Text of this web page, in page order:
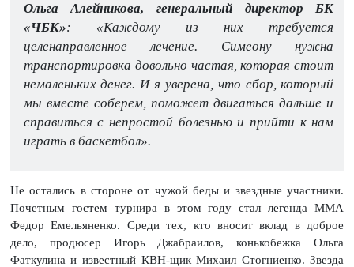
Ольга Алейникова, генеральный директор БК
«ЧБК»: «Каждому из них требуется
целенаправленное лечение. Симеону нужна
транспортировка довольно частая, которая стоит
немаленьких денег. И я уверена, что сбор, который
мы вместе соберем, поможет двигаться дальше и
справиться с непростой болезнью и прийти к нам
играть в баскетбол».
Не остались в стороне от чужой беды и звездные участники.
Почетным гостем турнира в этом году стал легенда ММА
Федор Емельяненко. Среди тех, кто вносит вклад в доброе
дело, продюсер Игорь Джабраилов, конькобежка Ольга
Фаткулина и известный КВН-щик Михаил Стогниенко. Звезда